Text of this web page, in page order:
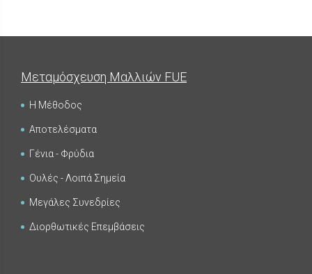
ΜΕΤΑΜΟΣΧΕΥΣΗ ΜΑΛΛΙΩΝ
Μεταμόσχευση Μαλλιών FUE
Η Μέθοδος
Αποτελέσματα
Γένια - Φρύδια
Ουλές - Λοιπά Σημεία
Μεγάλες Συνεδρίες
Διορθωτικές Επεμβάσεις